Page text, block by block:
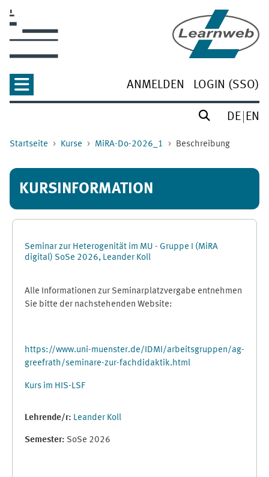
ANMELDEN LOGIN (SSO)
DE EN
Startseite Kurse MiRA-Do-2026_1 Beschreibung
KURSINFORMATION
Seminar zur Heterogenität im MU - Gruppe I (MiRA
digital) SoSe 2026, Leander Koll
Alle Informationen zur Seminarplatzvergabe entnehmen
Sie bitte der nachstehenden Website:
https://www.uni-muenster.de/IDMI/arbeitsgruppen/ag-
greefrath/seminare-zur-fachdidaktik.html
Kurs im HIS-LSF
Lehrende/r: Leander Koll
Semester: SoSe 2026